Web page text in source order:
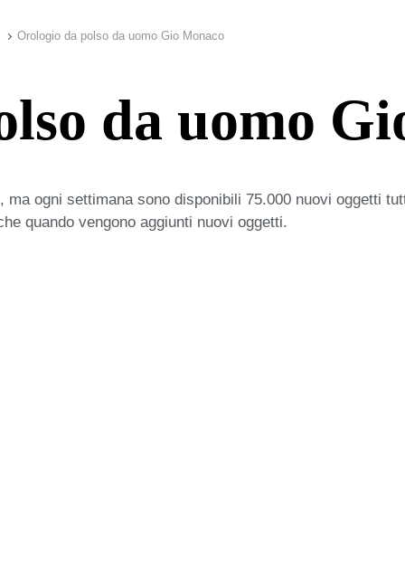
Orologio da polso da uomo Gio Monaco
da uomo
ogni settimana sono disponibili 75.000 nuovi oggetti
quando vengono aggiunti nuovi oggetti.